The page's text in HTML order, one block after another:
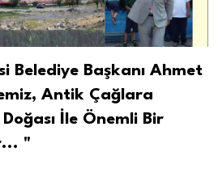
Belediye Başkanı Ahmet
Antik Çağlara
İle Önemli Bir
"